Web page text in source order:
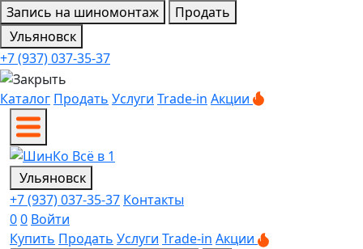
Запись на шиномонтаж
Продать
Ульяновск
+7 (937) 037-35-37
Каталог Продать Услуги Trade-in Акции
Ульяновск
+7 (937) 037-35-37 Контакты
00 Войти
Купить Продать Услуги Trade-in Акции